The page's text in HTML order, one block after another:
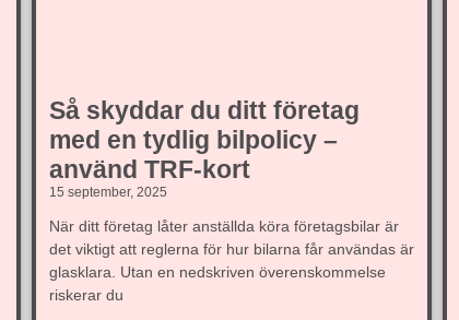
Så skyddar du ditt företag
med en tydlig bilpolicy –
använd TRF-kort
15 september, 2025
När ditt företag låter anställda köra företagsbilar är
det viktigt att reglerna för hur bilarna får användas är
glasklara. Utan en nedskriven överenskommelse
riskerar du